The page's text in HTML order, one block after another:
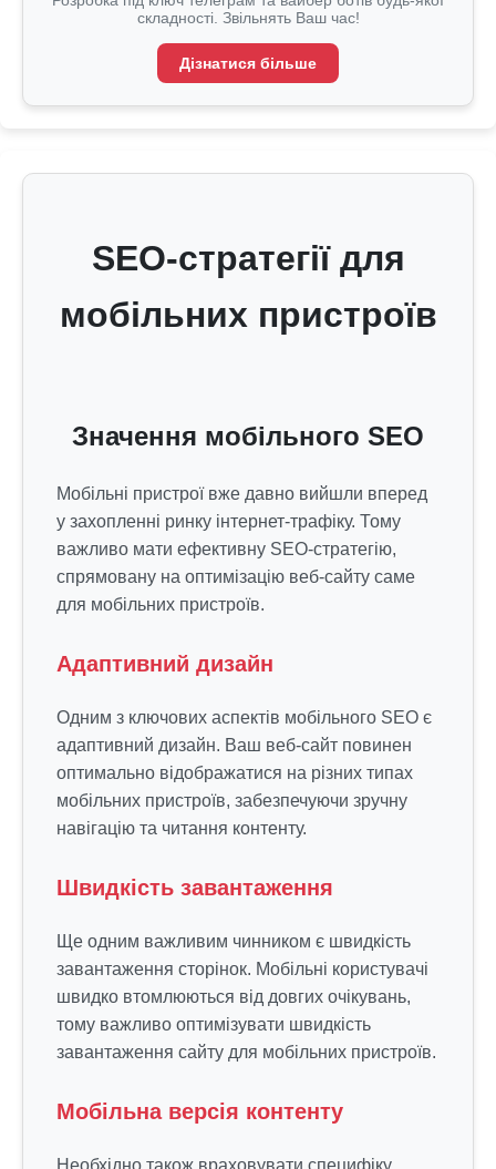
складності. Звільнять Ваш час!
Дізнатися більше
SEO-стратегії для
мобільних пристроїв
Значення мобільного SEO
Мобільні пристрої вже давно вийшли вперед
у захопленні ринку інтернет-трафіку. Тому
важливо мати ефективну SEO-стратегію,
спрямовану на оптимізацію веб-сайту саме
для мобільних пристроїв.
Адаптивний дизайн
Одним з ключових аспектів мобільного SEO є
адаптивний дизайн. Ваш веб-сайт повинен
оптимально відображатися на різних типах
мобільних пристроїв, забезпечуючи зручну
навігацію та читання контенту.
Швидкість завантаження
Ще одним важливим чинником є швидкість
завантаження сторінок. Мобільні користувачі
швидко втомлюються від довгих очікувань,
тому важливо оптимізувати швидкість
завантаження сайту для мобільних пристроїв.
Мобільна версія контенту